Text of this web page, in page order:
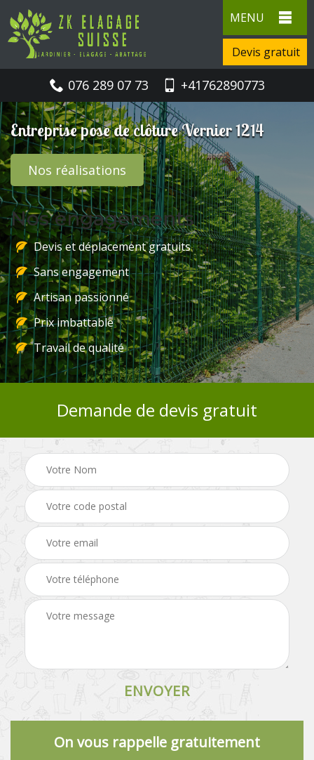
MENU
Devis gratuit
076 289 07 73 +41762890773
Entreprise pose de clôture Vernier 1214
Nos réalisations
Nos engagements
Devis et déplacement gratuits
Sans engagement
Artisan passionné
Prix imbattable
Travail de qualité
Demande de devis gratuit
On vous rappelle gratuitement